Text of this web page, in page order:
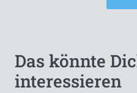
Das könnte
interessieren